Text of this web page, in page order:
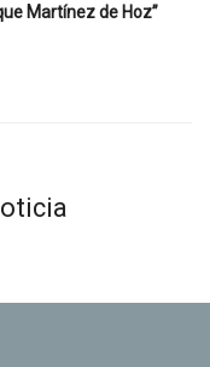
Martínez de Hoz”